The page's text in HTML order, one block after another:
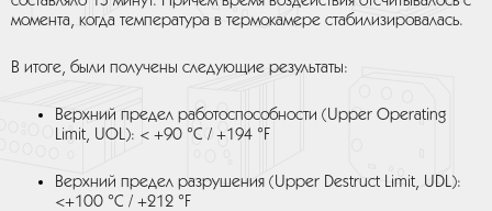
момента, когда температура в термокамере стабилизировалась.
В итоге, были получены следующие результаты:
Верхний предел работоспособности (Upper Operating
Limit, UOL): < +90 °C / +194 °F
Верхний предел разрушения ( Upper Destruct Limit, UDL):
<+100 °C / +212 °F